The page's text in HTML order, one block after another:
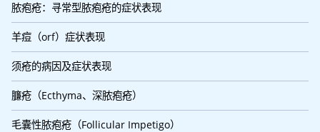
脓疱疮：寻常型脓疱疮的症状表现
羊痘（orf）症状表现
须疮的病因及症状表现
臁疮（Ecthyma、深脓疱疮）
毛囊性脓疱疮（Follicular Impetigo）